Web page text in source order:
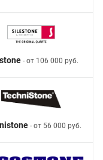
- от 106 000 руб.
- от 56 000 руб.